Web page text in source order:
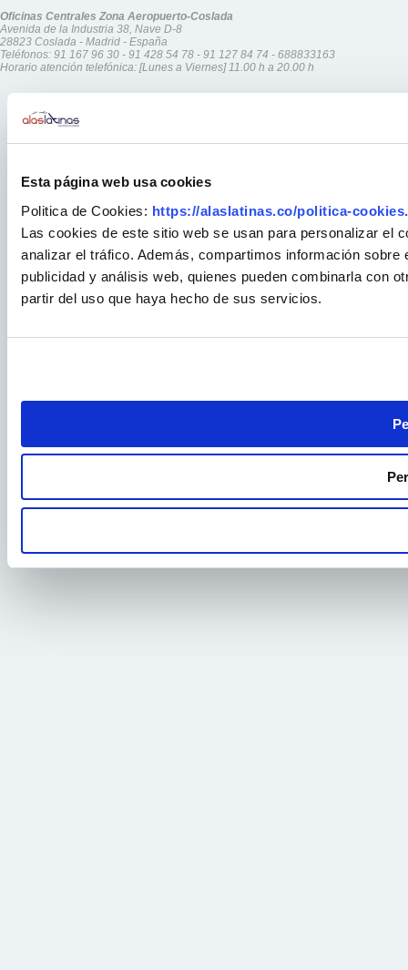
Esta página web usa cookies
Politica de Cookies: https://alaslatinas.co/politica-
Las cookies de este sitio web se usan para personalizar el
analizar el tráfico. Además, compartimos información
publicidad y análisis web, quienes pueden combinarla con
partir del uso que haya hecho de sus servicios.
Oficinas Centrales Zona Aeropuerto-Coslada
Avenida de la Industria 38, Nave D-8
28823 Coslada - Madrid - España
Teléfonos: 91 167 96 30 - 91 428 54 78 - 91 127 84 74 - 688833163
Horario atención telefónica: [Lunes a Viernes] 11.00 h a 20.00 h